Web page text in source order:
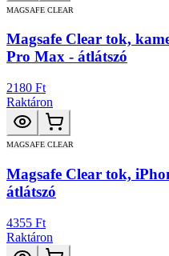
MAGSAFE CLEAR
Magsafe Clear tok,
Pro Max - átlátszó
2180 Ft
Raktáron
MAGSAFE CLEAR
Magsafe Clear tok,
átlátszó
4355 Ft
Raktáron